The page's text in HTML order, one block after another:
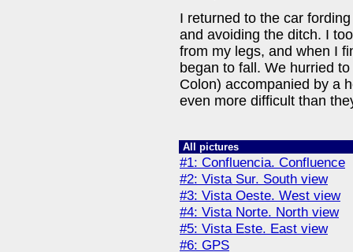
I returned to the car
and avoiding the ditch. I
from my legs, and when I
began to fall. We hurried
Colon) accompanied by a
even more difficult than
All pictures
#1: Confluencia. Confluence
#2: Vista Sur. South view
#3: Vista Oeste. West view
#4: Vista Norte. North view
#5: Vista Este. East view
#6: GPS